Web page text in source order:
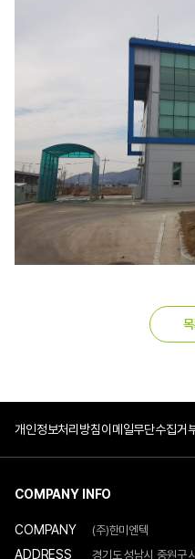
목
개인정보처리방침이메일무단수집거
COMPANY INFO
COMPANY (주)한미엔텍
ADDRESS 경기도 성남시 중원구